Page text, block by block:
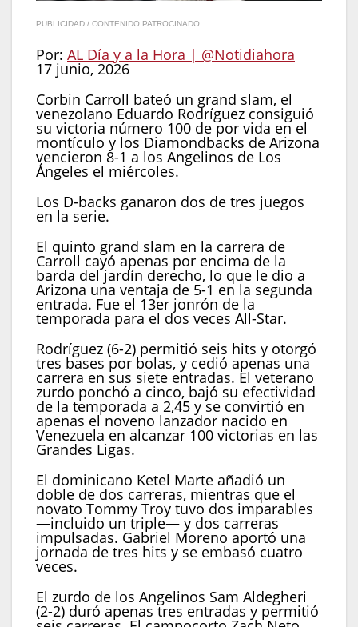
PUBLICIDAD / CONTENIDO PATROCINADO
Por: AL Día y a la Hora | @Notidiahora
17 junio, 2026
Corbin Carroll bateó un grand slam, el
venezolano Eduardo Rodríguez consiguió
su victoria número 100 de por vida en el
montículo y los Diamondbacks de Arizona
vencieron 8-1 a los Angelinos de Los
Ángeles el miércoles.
Los D-backs ganaron dos de tres juegos
en la serie.
El quinto grand slam en la carrera de
Carroll cayó apenas por encima de la
barda del jardín derecho, lo que le dio a
Arizona una ventaja de 5-1 en la segunda
entrada. Fue el 13er jonrón de la
temporada para el dos veces All-Star.
Rodríguez (6-2) permitió seis hits y otorgó
tres bases por bolas, y cedió apenas una
carrera en sus siete entradas. El veterano
zurdo ponchó a cinco, bajó su efectividad
de la temporada a 2,45 y se convirtió en
apenas el noveno lanzador nacido en
Venezuela en alcanzar 100 victorias en las
Grandes Ligas.
El dominicano Ketel Marte añadió un
doble de dos carreras, mientras que el
novato Tommy Troy tuvo dos imparables
—incluido un triple— y dos carreras
impulsadas. Gabriel Moreno aportó una
jornada de tres hits y se embasó cuatro
veces.
El zurdo de los Angelinos Sam Aldegheri
(2-2) duró apenas tres entradas y permitió